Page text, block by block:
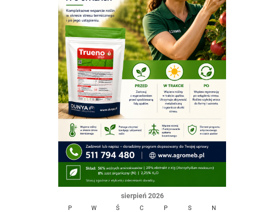
sierpień 2026
P W Ś C P S N